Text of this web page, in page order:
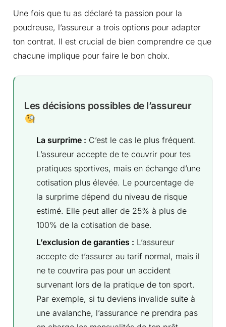
Une fois que tu as déclaré ta passion pour la
poudreuse, l’assureur a trois options pour adapter
ton contrat. Il est crucial de bien comprendre ce que
chacune implique pour faire le bon choix.
Les décisions possibles de l’assureur
La surprime : C’est le cas le plus fréquent.
L’assureur accepte de te couvrir pour tes
pratiques sportives, mais en échange d’une
cotisation plus élevée. Le pourcentage de
la surprime dépend du niveau de risque
estimé. Elle peut aller de 25% à plus de
100% de la cotisation de base.
L’exclusion de garanties : L’assureur
accepte de t’assurer au tarif normal, mais il
ne te couvrira pas pour un accident
survenant lors de la pratique de ton sport.
Par exemple, si tu deviens invalide suite à
une avalanche, l’assurance ne prendra pas